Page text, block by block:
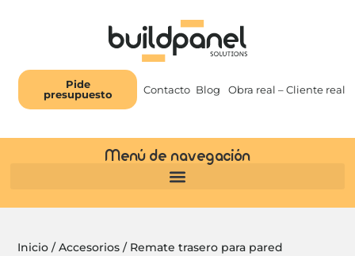
Pide
presupuesto
Contacto Blog Obra real – Cliente real
Menú de navegación
Inicio /Accesorios / Remate trasero para pared